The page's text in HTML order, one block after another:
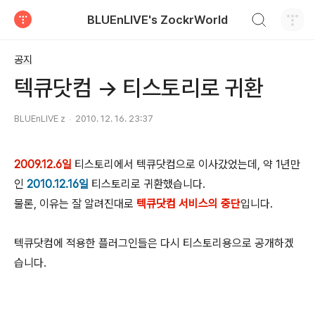
BLUEnLIVE's ZockrWorld
공지
텍큐닷컴 → 티스토리로 귀환
BLUEnLIVE z 2010. 12. 16. 23:37
2009.12.6일 티스토리에서 텍큐닷컴으로 이사갔었는데, 약 1년만
인 2010.12.16일 티스토리로 귀환했습니다.
물론, 이유는 잘 알려진대로 텍큐닷컴 서비스의 중단입니다.
텍큐닷컴에 적용한 플러그인들은 다시 티스토리용으로 공개하겠
습니다.